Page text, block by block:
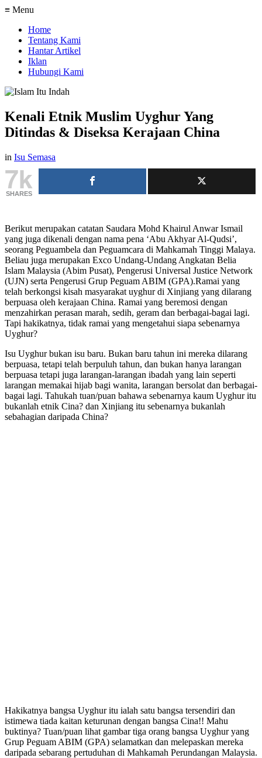
≡ Menu
Home
Tentang Kami
Hantar Artikel
Iklan
Hubungi Kami
Kenali Etnik Muslim Uyghur Yang
Ditindas & Diseksa Kerajaan China
in Isu Semasa
7k
SHARES
Berikut merupakan catatan Saudara Mohd Khairul Anwar Ismail
yang juga dikenali dengan nama pena ‘Abu Akhyar Al-Qudsi’,
seorang Peguambela dan Peguamcara di Mahkamah Tinggi Malaya.
Beliau juga merupakan Exco Undang-Undang Angkatan Belia
Islam Malaysia (Abim Pusat), Pengerusi Universal Justice Network
(UJN) serta Pengerusi Grup Peguam ABIM (GPA).Ramai yang
telah berkongsi kisah masyarakat uyghur di Xinjiang yang dilarang
berpuasa oleh kerajaan China. Ramai yang beremosi dengan
menzahirkan perasan marah, sedih, geram dan berbagai-bagai lagi.
Tapi hakikatnya, tidak ramai yang mengetahui siapa sebenarnya
Uyghur?
Isu Uyghur bukan isu baru. Bukan baru tahun ini mereka dilarang
berpuasa, tetapi telah berpuluh tahun, dan bukan hanya larangan
berpuasa tetapi juga larangan-larangan ibadah yang lain seperti
larangan memakai hijab bagi wanita, larangan bersolat dan berbagai-
bagai lagi. Tahukah tuan/puan bahawa sebenarnya kaum Uyghur itu
bukanlah etnik Cina? dan Xinjiang itu sebenarnya bukanlah
sebahagian daripada China?
Hakikatnya bangsa Uyghur itu ialah satu bangsa tersendiri dan
istimewa tiada kaitan keturunan dengan bangsa Cina!! Mahu
buktinya? Tuan/puan lihat gambar tiga orang bangsa Uyghur yang
Grup Peguam ABIM (GPA) selamatkan dan melepaskan mereka
daripada sebarang pertuduhan di Mahkamah Perundangan Malaysia.